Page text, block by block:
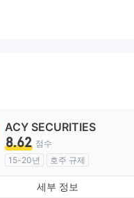
ACY SECURITIES
8.62 점수
15-20년
호주 규제
외환 거래 라이선스 (MM)
마스터 레이블 MT4
세부 정보